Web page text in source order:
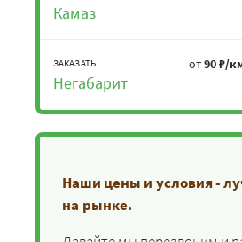
Камаз
ЗАКАЗАТЬ
Негабарит
от90 ₽/
Наши цены и условия -
на рынке.